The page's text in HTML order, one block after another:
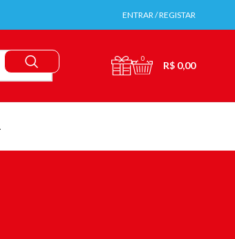
ENTRAR / REGISTAR
0
R$ 0,00